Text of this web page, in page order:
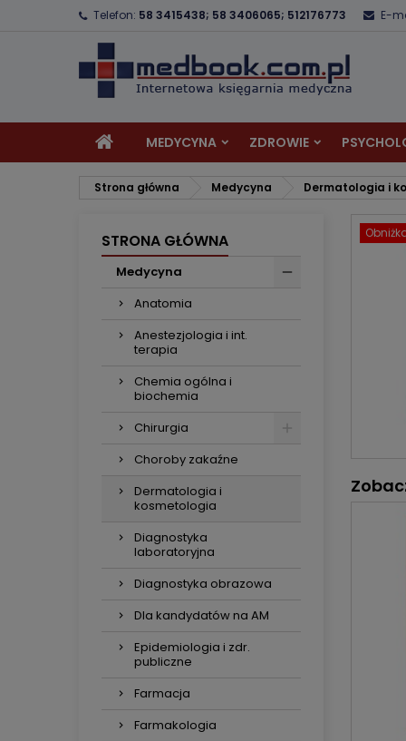
Telefon: 58 3415438; 58 3406065; 512176773 E-
MEDYCYNA ZDROWIE
Strona główna Medycyna Dermatologia i
STRONA GŁÓWNA
Medycyna
Anatomia
Anestezjologia i int.
terapia
Chemia ogólna i
biochemia
Chirurgia
Choroby zakaźne
Dermatologia i
kosmetologia
Diagnostyka
laboratoryjna
Diagnostyka obrazowa
Dla kandydatów na AM
Epidemiologia i zdr.
publiczne
Farmacja
Farmakologia